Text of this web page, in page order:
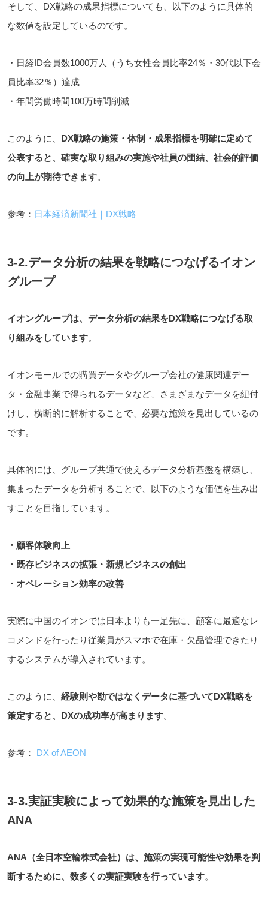
そして、DX戦略の成果指標についても、以下のように具体的
な数値を設定しているのです。
・日経ID会員数1000万人（うち女性会員比率24％・30代以下会
員比率32％）達成
・年間労働時間100万時間削減
このように、 DX戦略の施策・体制・成果指標を明確に定めて
公表すると、確実な取り組みの実施や社員の団結、社会的評価
の向上が期待できます。
参考： 日本経済新聞社｜DX戦略
3-2.データ分析の結果を戦略につなげるイオン
グループ
イオングループは、データ分析の結果をDX戦略につなげる取
り組みをしています。
イオンモールでの購買データやグループ会社の健康関連デー
タ・金融事業で得られるデータなど、さまざまなデータを紐付
けし、横断的に解析することで、必要な施策を見出しているの
です。
具体的には、グループ共通で使えるデータ分析基盤を構築し、
集まったデータを分析することで、以下のような価値を生み出
すことを目指しています。
・顧客体験向上
・既存ビジネスの拡張・新規ビジネスの創出
・オペレーション効率の改善
実際に中国のイオンでは日本よりも一足先に、顧客に最適なレ
コメンドを行ったり従業員がスマホで在庫・欠品管理できたり
するシステムが導入されています。
このように、 経験則や勘ではなくデータに基づいてDX戦略を
策定すると、DXの成功率が高まります。
参考： DX of AEON
3-3.実証実験によって効果的な施策を見出した
ANA
ANA（全日本空輸株式会社）は、施策の実現可能性や効果を判
断するために、数多くの実証実験を行っています。